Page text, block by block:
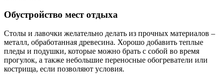
Обустройство мест отдыха
Столы и лавочки желательно делать из прочных материалов –
металл, обработанная древесина. Хорошо добавить теплые
пледы и подушки, которые можно брать с собой во время
прогулок, а также небольшие переносные обогреватели или
кострища, если позволяют условия.